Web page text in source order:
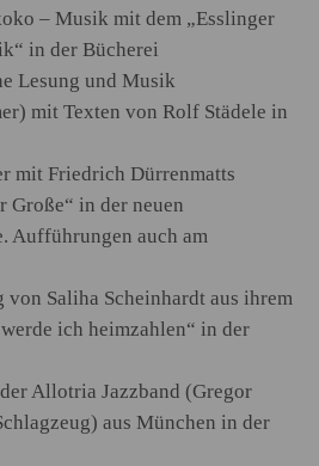
– Musik mit dem „Esslinger
in der Bücherei
Lesung und Musik
mit Texten von Rolf Städele in
mit Friedrich Dürrenmatts
Große“ in der neuen
Aufführungen auch am
von Saliha Scheinhardt aus ihrem
ich heimzahlen“ in der
Allotria Jazzband (Gregor
aus München in der